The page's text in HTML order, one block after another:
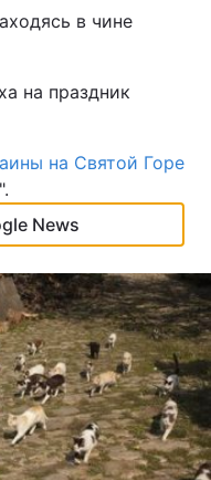
в чине
на праздник
на Святой Горе
News